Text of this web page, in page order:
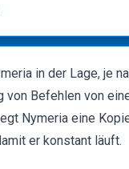
in der Lage, je
von Befehlen von
Nymeria eine
er konstant läuft.